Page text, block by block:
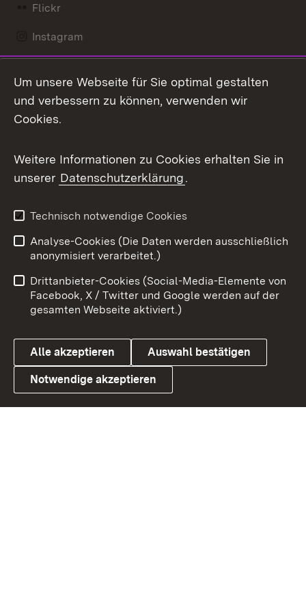
Flickr
Instagram
Mastodon
Messenger
Social Wall
X / Twitter
Youtube
Link zum Landesportal
Benutzungshinweise
Barrierefreiheit
Datenschutz
Cookies
Um unsere Webseite für Sie optimal gestalten
und verbessern zu können, verwenden wir
Cookies.
Weitere Informationen zu Cookies erhalten Sie in
unserer Datenschutzerklärung.
Technisch notwendige Cookies
Analyse-Cookies (Die Daten werden ausschließlich
anonymisiert verarbeitet.)
Drittanbieter-Cookies (Social-Media-Elemente von
Facebook, X / Twitter und Google werden auf der
gesamten Webseite aktiviert.)
Alle akzeptieren Auswahl bestätigen
Notwendige akzeptieren